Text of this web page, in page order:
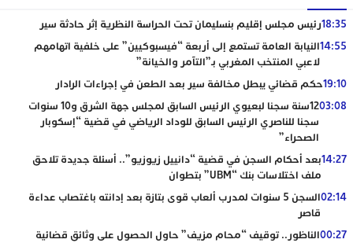
18:35رئيس مجلس إقليم بنسليمان تحت الحراسة النظرية إثر حادثة سير
14:55النيابة العامة تستمع إلى أربعة “فيسبوكيين” على خلفية اتهامهم
لاعبي المنتخب المغربي بـ”التآمر والخيانة”
19:10حكم قضائي يبطل مخالفة سير بعد الطعن في إجراءات الرادار
03:08
12سنة سجنا لبعيوي الرئيس السابق لمجلس جهة الشرق و10 سنوات
سجنا للناصري الرئيس السابق للوداد الرياضي في قضية “إسكوبار
الصحراء”
14:27بعد أحكام السجن في قضية “دانييل زيوزيو”.. أسئلة جديدة تلاحق
ملف اختلاسات بنك “UBM” بتطوان
02:14
السجن 5 سنوات لمدرب ألعاب قوى بتازة بعد إدانته باغتصاب عداءة
قاصر
00:27الناظور.. توقيف “محام مزيف” حاول الحصول على وثائق قضائية